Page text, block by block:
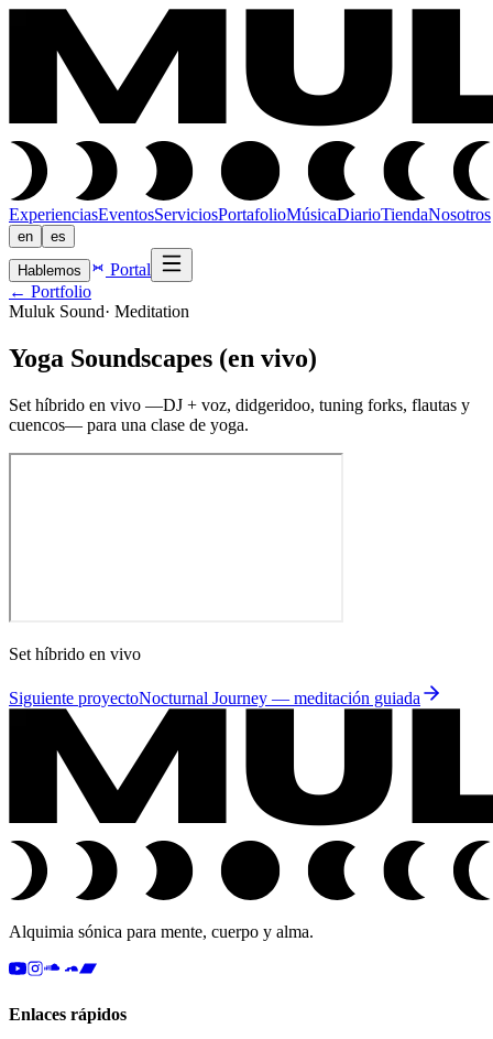
ExperienciasEventosServiciosPortafolioMúsicaDiarioTiendaNosotros
en es
Hablemos
Portal
← Portfolio
Muluk Sound· Meditation
Yoga Soundscapes (en vivo)
Set híbrido en vivo —DJ + voz, didgeridoo, tuning forks, flautas y
cuencos— para una clase de yoga.
Set híbrido en vivo
Siguiente proyectoNocturnal Journey — meditación guiada
Alquimia sónica para mente, cuerpo y alma.
Enlaces rápidos